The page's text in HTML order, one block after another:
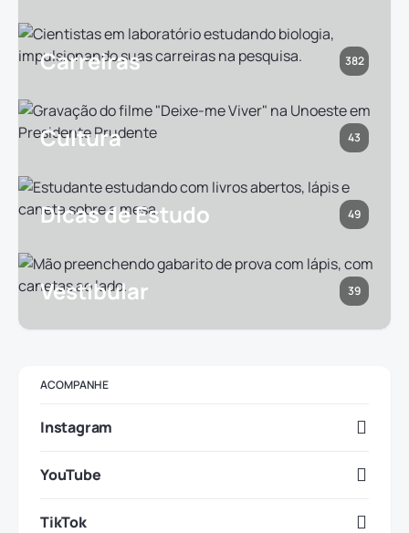
Carreiras 382
Cultura 43
Dicas de Estudo 49
Vestibular 39
ACOMPANHE
Instagram
YouTube
TikTok